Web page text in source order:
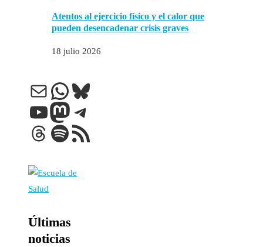
Atentos al ejercicio físico y el calor que
pueden desencadenar crisis graves
18 julio 2026
Correo electrónico
WhatsApp
Bluesky
YouTube
Mastodon
Telegram
Threads
Spotify
Feed RSS
Últimas
noticias